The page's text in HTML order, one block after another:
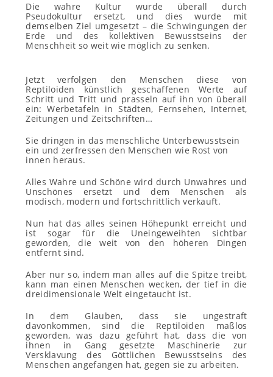
Die wahre Kultur wurde überall durch
Pseudokultur ersetzt, und dies wurde mit
demselben Ziel umgesetzt – die Schwingungen der
Erde und des kollektiven Bewusstseins der
Menschheit so weit wie möglich zu senken.
Jetzt verfolgen den Menschen diese von
Reptiloiden künstlich geschaffenen Werte auf
Schritt und Tritt und prasseln auf ihn von überall
ein: Werbetafeln in Städten, Fernsehen, Internet,
Zeitungen und Zeitschriften…
Sie dringen in das menschliche Unterbewusstsein
ein und zerfressen den Menschen wie Rost von
innen heraus.
Alles Wahre und Schöne wird durch Unwahres und
Unschönes ersetzt und dem Menschen als
modisch, modern und fortschrittlich verkauft.
Nun hat das alles seinen Höhepunkt erreicht und
ist sogar für die Uneingeweihten sichtbar
geworden, die weit von den höheren Dingen
entfernt sind.
Aber nur so, indem man alles auf die Spitze treibt,
kann man einen Menschen wecken, der tief in die
dreidimensionale Welt eingetaucht ist.
In dem Glauben, dass sie ungestraft
davonkommen, sind die Reptiloiden maßlos
geworden, was dazu geführt hat, dass die von
ihnen in Gang gesetzte Maschinerie zur
Versklavung des Göttlichen Bewusstseins des
Menschen angefangen hat, gegen sie zu arbeiten.